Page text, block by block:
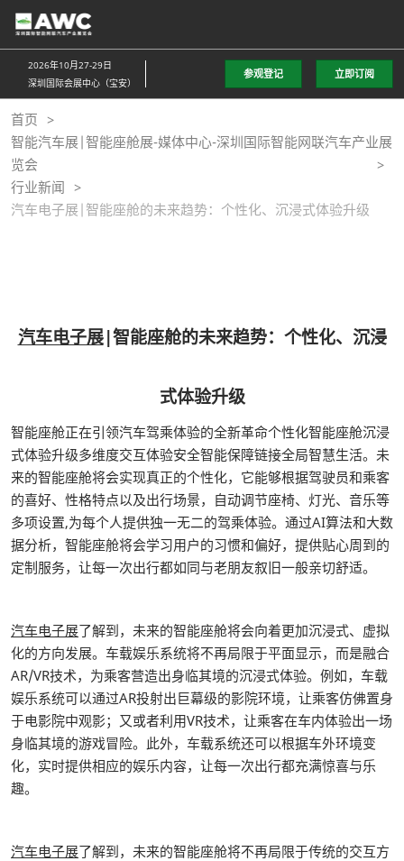
直
接
跳
至
内
容
2026年10月27-29日
深圳国际会展中心（宝安）
参观登记 立即订阅
首页
智能汽车展|智能座舱展-媒体中心-深圳国际智能网联汽车产业展
览会
行业新闻
汽车电子展|智能座舱的未来趋势：个性化、沉浸式体验升级
汽车电子展|智能座舱的未来趋势：个性化、沉浸
式体验升级
智能座舱正在引领汽车驾乘体验的全新革命个性化智能座舱沉浸
式体验升级多维度交互体验安全智能保障链接全局智慧生活。未
来的智能座舱将会实现真正的个性化，它能够根据驾驶员和乘客
的喜好、性格特点以及出行场景，自动调节座椅、灯光、音乐等
多项设置,为每个人提供独一无二的驾乘体验。通过AI算法和大数
据分析，智能座舱将会学习用户的习惯和偏好，提供贴心周到的
定制服务，让每一次出行都如同与老朋友叙旧一般亲切舒适。
汽车电子展了解到，未来的智能座舱将会向着更加沉浸式、虚拟
化的方向发展。车载娱乐系统将不再局限于平面显示，而是融合
AR/VR技术，为乘客营造出身临其境的沉浸式体验。例如，车载
娱乐系统可以通过AR投射出巨幕级的影院环境，让乘客仿佛置身
于电影院中观影；又或者利用VR技术，让乘客在车内体验出一场
身临其境的游戏冒险。此外，车载系统还可以根据车外环境变
化，实时提供相应的娱乐内容，让每一次出行都充满惊喜与乐
趣。
汽车电子展了解到，未来的智能座舱将不再局限于传统的交互方